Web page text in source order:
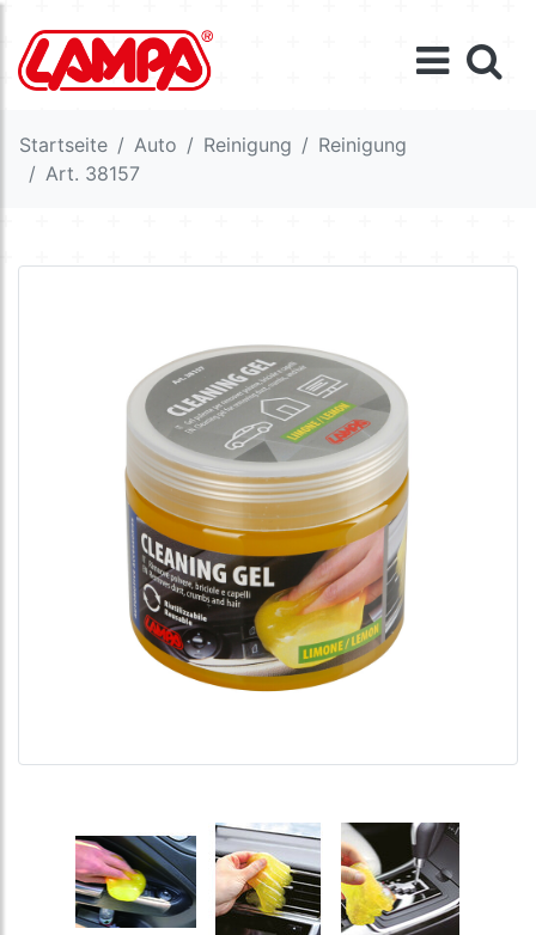
Startseite Auto Reinigung
Reinigung
Art. 38157